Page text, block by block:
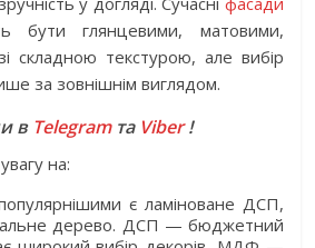
бути глянцевими, матовими,
складною текстурою, але вибір
за зовнішнім виглядом.
в Telegramта Viber!
на:
є ламіноване ДСП,
дерево. ДСП — бюджетний